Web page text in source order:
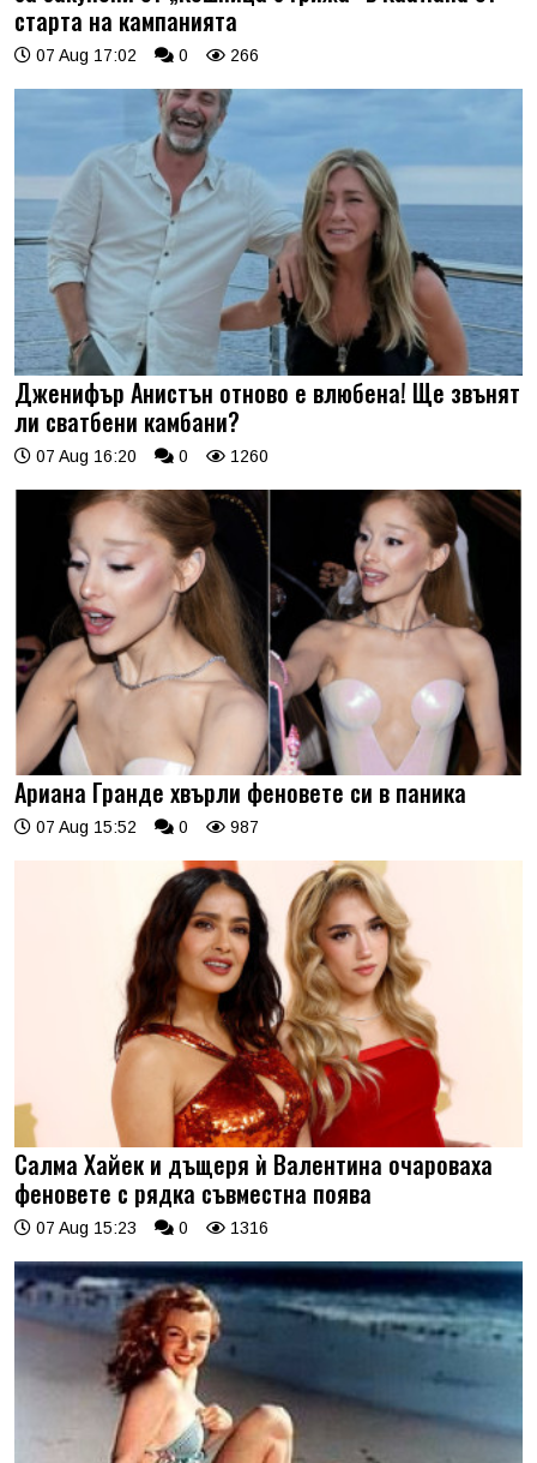
старта на кампанията
07 Aug 17:02 0 266
Дженифър Анистън отново е влюбена! Ще звънят
ли сватбени камбани?
07 Aug 16:20 0 1260
Ариана Гранде хвърли феновете си в паника
07 Aug 15:52 0 987
Салма Хайек и дъщеря ѝ Валентина очароваха
феновете с рядка съвместна поява
07 Aug 15:23 0 1316